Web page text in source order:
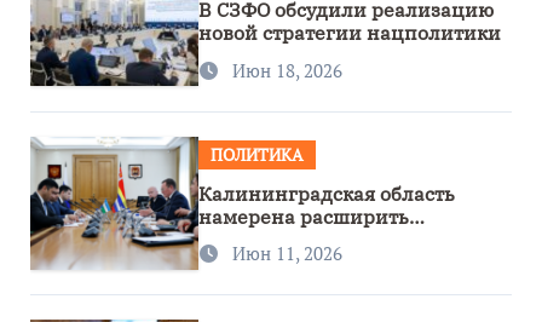
В СЗФО обсудили реализацию
новой стратегии нацполитики
Июн 18, 2026
ПОЛИТИКА
Калининградская область
намерена расширить
сотрудничество с Узбекистаном
Июн 11, 2026